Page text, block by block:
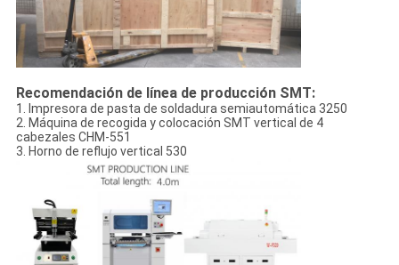
Recomendación de línea de producción SMT:
1. Impresora de pasta de soldadura semiautomática 3250
2. Máquina de recogida y colocación SMT vertical de 4
cabezales CHM-551
3. Horno de reflujo vertical 530